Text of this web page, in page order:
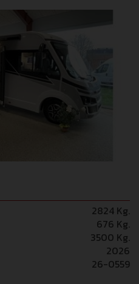
med myggenet -
i kabinen PACK STYLE
tofarvet alufælge - Rat og
PACK MEDIA
Auto / Apple Carplay
er bestil hjem
(12.000,-) Thule 6300
) 8 trins
SAFETY (19.000,-)
- Lys &
2824 Kg.
676 Kg.
3500 Kg.
2026
26-0559